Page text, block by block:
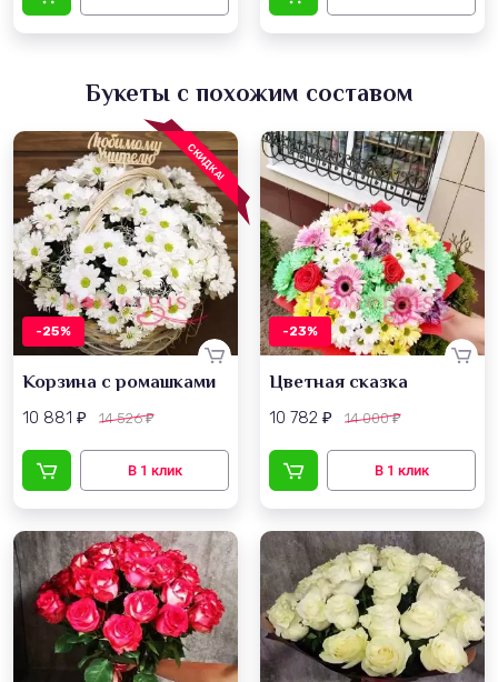
Букеты с похожим составом
СКИДКА!
-25%
Корзина с ромашками
10 881 ₽ 14 526₽
-23%
Цветная сказка
10 782 ₽ 14 000₽